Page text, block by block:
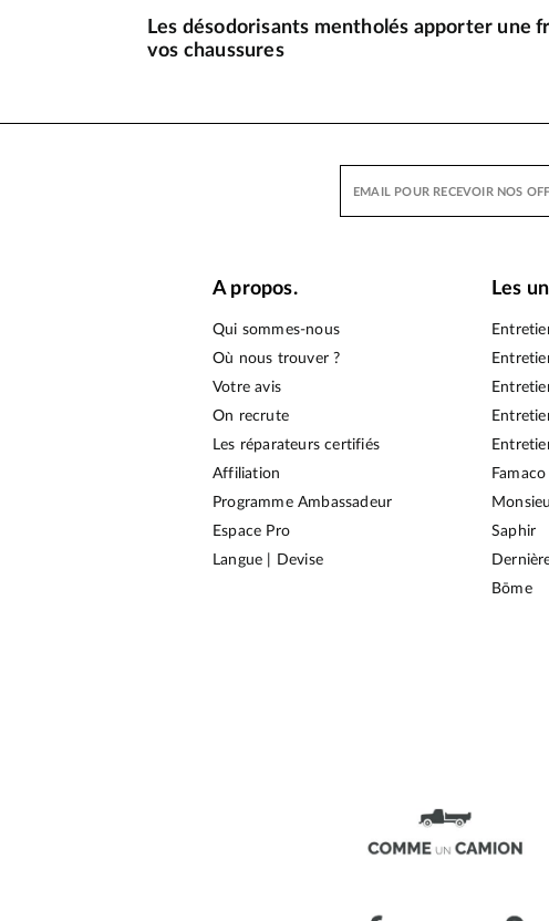
Les désodorisants mentholés apporter une
vos chaussures
A propos.
Qui sommes-nous
Où nous trouver ?
Votre avis
On recrute
Les réparateurs certifiés
Affiliation
Programme Ambassadeur
Espace Pro
Langue | Devise
Les
Famaco
Saphir
Bōme